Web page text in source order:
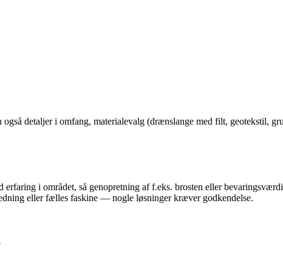
detaljer i omfang, materialevalg (drænslange med filt, geotekstil,
i området, så genopretning af f.eks. brosten eller
eller fælles faskine — nogle løsninger kræver godkendelse.